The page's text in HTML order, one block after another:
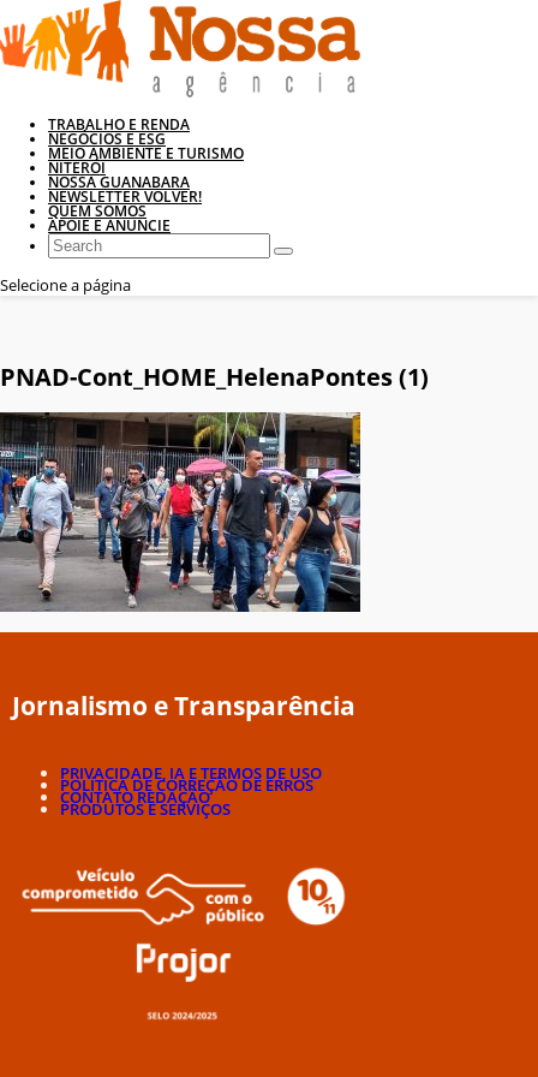
TRABALHO E RENDA
NEGÓCIOS E ESG
MEIO AMBIENTE E TURISMO
NITERÓI
NOSSA GUANABARA
NEWSLETTER VOLVER!
QUEM SOMOS
APOIE E ANUNCIE
Selecione a página
PNAD-Cont_HOME_HelenaPontes (1)
Jornalismo e Transparência
PRIVACIDADE, IA E TERMOS DE USO
POLÍTICA DE CORREÇÃO DE ERROS
CONTATO REDAÇÃO
PRODUTOS E SERVIÇOS